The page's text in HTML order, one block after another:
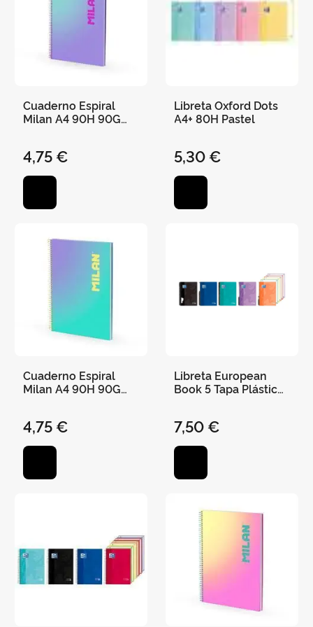
Cuaderno Espiral
Milan A4 90H 90G
4,75 €
Libreta Oxford Dots
A4+ 80H Pastel
5,30 €
Cuaderno Espiral
Milan A4 90H 90G
4,75 €
Libreta European
Book 5 Tapa Plástico
7,50 €